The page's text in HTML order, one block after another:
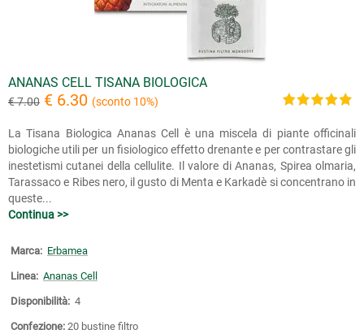
ANANAS CELL TISANA BIOLOGICA
€ 7.00 € 6.30 (sconto 10%)
La Tisana Biologica Ananas Cell è una miscela di piante officinali
biologiche utili per un fisiologico effetto drenante e per contrastare gli
inestetismi cutanei della cellulite. Il valore di Ananas, Spirea olmaria,
Tarassaco e Ribes nero, il gusto di Menta e Karkadè si concentrano in
queste...
Continua >>
Marca: Erbamea
Linea: Ananas Cell
Disponibilità: 4
Confezione: 20 bustine filtro